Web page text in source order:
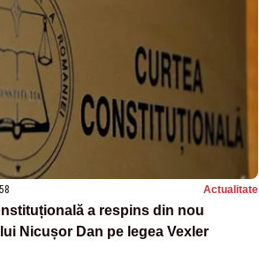
Actualitate
a respins din nou
Nicușor Dan pe legea Vexler